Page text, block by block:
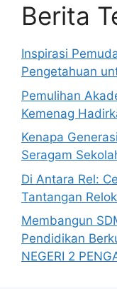
Berita
Inspirasi
Pengetahuan
Pemulihan
Kemenag
Kenapa
Seragam
Di Antara Rel:
Tantangan
Membangun
Pendidikan
NEGERI 2